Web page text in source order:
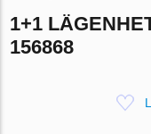
1+1
156868